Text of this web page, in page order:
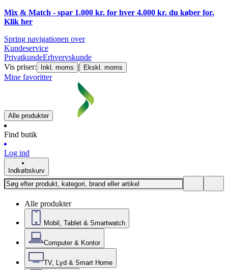
Mix & Match - spar 1.000 kr. for hver 4.000 kr. du køber for.
Klik her
Spring navigationen over
Kundeservice
PrivatkundeErhvervskunde
Vis priser:
Inkl. moms | Ekskl. moms
Mine favoritter
Alle produkter
Find butik
Log ind
Indkøbskurv
Alle produkter
Mobil, Tablet & Smartwatch
Computer & Kontor
TV, Lyd & Smart Home